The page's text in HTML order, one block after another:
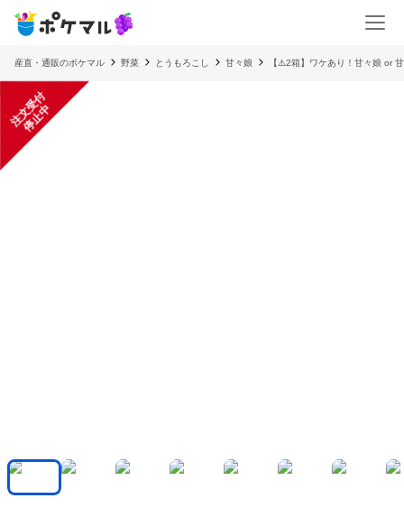
産直・通販のポケマル 野菜 とうもろこし 甘々娘 【⚠️2箱】ワケあり！甘々娘 or
注
文
受
付
停
止
中